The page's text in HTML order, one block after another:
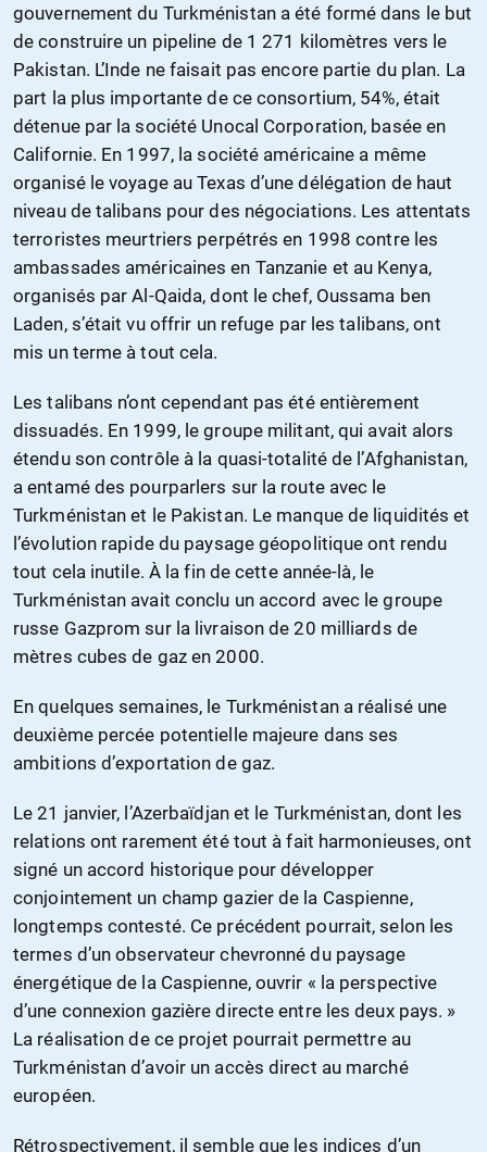
gouvernement du Turkménistan a été formé dans le but
de construire un pipeline de 1 271 kilomètres vers le
Pakistan. L’Inde ne faisait pas encore partie du plan. La
part la plus importante de ce consortium, 54%, était
détenue par la société Unocal Corporation, basée en
Californie. En 1997, la société américaine a même
organisé le voyage au Texas d’une délégation de haut
niveau de talibans pour des négociations. Les attentats
terroristes meurtriers perpétrés en 1998 contre les
ambassades américaines en Tanzanie et au Kenya,
organisés par Al-Qaida, dont le chef, Oussama ben
Laden, s’était vu offrir un refuge par les talibans, ont
mis un terme à tout cela.
Les talibans n’ont cependant pas été entièrement
dissuadés. En 1999, le groupe militant, qui avait alors
étendu son contrôle à la quasi-totalité de l’Afghanistan,
a entamé des pourparlers sur la route avec le
Turkménistan et le Pakistan. Le manque de liquidités et
l’évolution rapide du paysage géopolitique ont rendu
tout cela inutile. À la fin de cette année-là, le
Turkménistan avait conclu un accord avec le groupe
russe Gazprom sur la livraison de 20 milliards de
mètres cubes de gaz en 2000.
En quelques semaines, le Turkménistan a réalisé une
deuxième percée potentielle majeure dans ses
ambitions d’exportation de gaz.
Le 21 janvier, l’Azerbaïdjan et le Turkménistan, dont les
relations ont rarement été tout à fait harmonieuses, ont
signé un accord historique pour développer
conjointement un champ gazier de la Caspienne,
longtemps contesté. Ce précédent pourrait, selon les
termes d’un observateur chevronné du paysage
énergétique de la Caspienne, ouvrir « la perspective
d’une connexion gazière directe entre les deux pays. »
La réalisation de ce projet pourrait permettre au
Turkménistan d’avoir un accès direct au marché
européen.
Rétrospectivement, il semble que les indices d’un